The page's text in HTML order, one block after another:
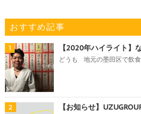
おすすめ記事
1 【2020年ハイライト】
どうも 地元の墨田区で飲
2 【お知らせ】